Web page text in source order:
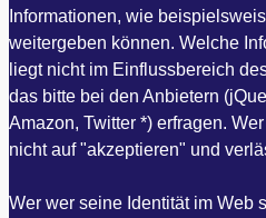
Informationen, wie
weitergeben können. Welche
liegt nicht im Einflussbereich
das bitte bei den Anbietern
Amazon, Twitter *) erfragen.
nicht auf "akzeptieren" und
Wer wer seine Identität im Web